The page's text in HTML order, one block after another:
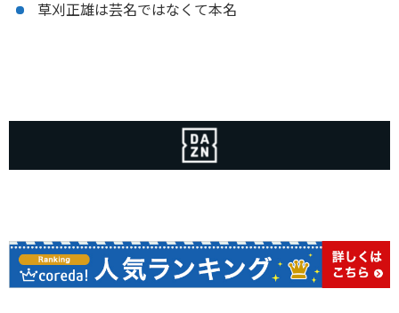
草刈正雄は芸名ではなくて本名